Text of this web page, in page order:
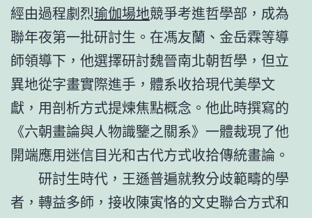
經由過程劇烈瑜伽場地競爭考進哲學部，成為
聯年夜第一批研討生。在馮友蘭、金岳霖等導
師領導下，他選擇研討魏晉南北朝哲學，但立
異地從字畫實際進手，體系收拾現代美學文
獻，用剖析方式提煉焦點概念。他此時撰寫的
《六朝畫論與人物識鑒之關系》一體裁現了他
開端應用迷信目光和古代方式收拾傳統畫論。
研討生時代，王遜普遍就教分歧範疇的學
者，轉益多師，接收陳寅恪的文史聯合方式和